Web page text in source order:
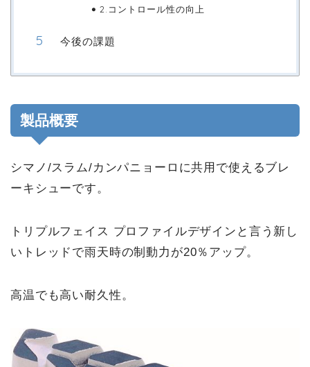
2.コントロール性の向上
今後の課題
製品概要
シマノ/スラム/カンパニョーロに共用で使えるブレ
ーキシューです。
トリプルフェイス プロファイルデザインと言う新し
いトレッドで雨天時の制動力が20％アップ。
高温でも高い耐久性。